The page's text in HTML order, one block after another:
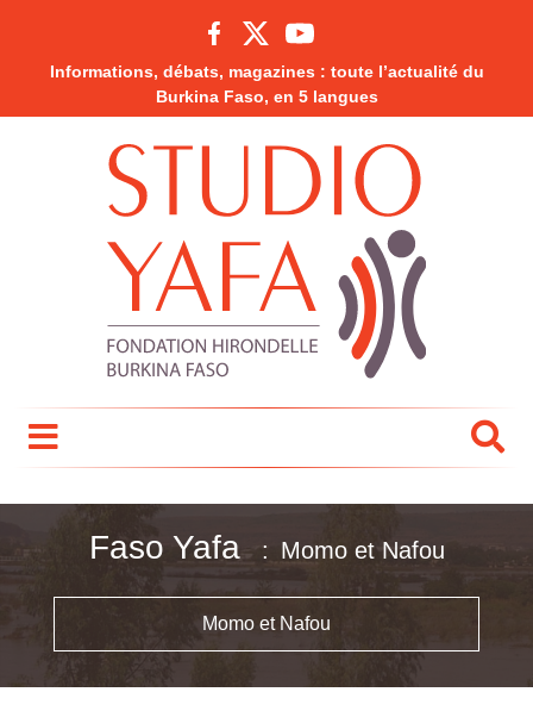
Informations, débats, magazines : toute l’actualité du
Burkina Faso, en 5 langues
Faso Yafa Momo et Nafou
Momo et Nafou